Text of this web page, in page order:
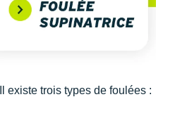
existe trois types de foulées :